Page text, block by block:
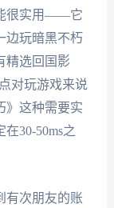
很实用——它
边玩暗黑不朽
精选回国影
对玩游戏来说
》这种需要实
30-50ms之
有次朋友的账